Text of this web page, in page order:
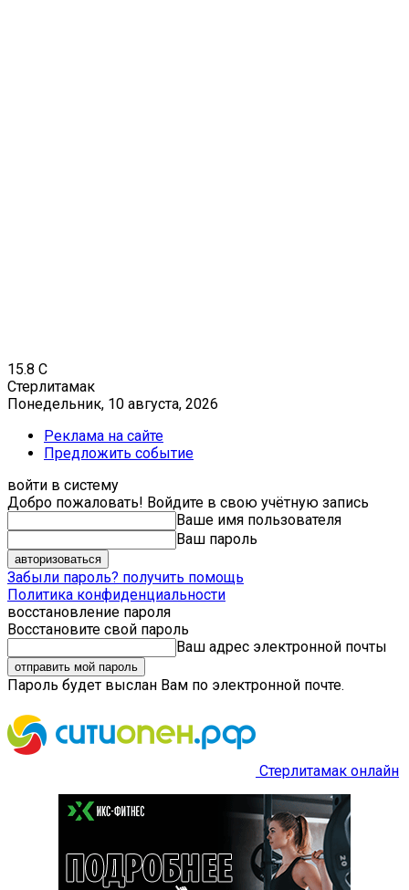
15.8 C
Стерлитамак
Понедельник, 10 августа, 2026
Реклама на сайте
Предложить событие
войти в систему
Добро пожаловать! Войдите в свою учётную запись
Ваше имя пользователя
Ваш пароль
Забыли пароль? получить помощь
Политика конфиденциальности
восстановление пароля
Восстановите свой пароль
Ваш адрес электронной почты
Пароль будет выслан Вам по электронной почте.
Стерлитамак онлайн